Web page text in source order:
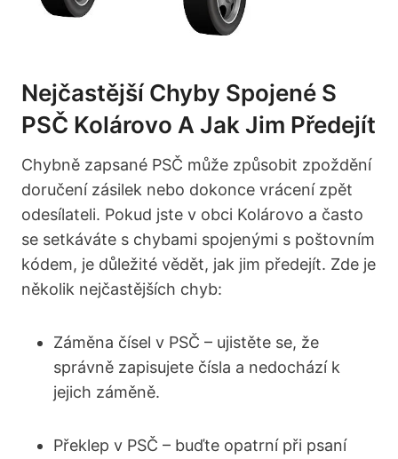
Nejčastější Chyby Spojené S
PSČ Kolárovo A Jak Jim Předejít
Chybně zapsané PSČ může způsobit zpoždění
doručení zásilek nebo dokonce vrácení zpět
odesílateli. Pokud jste v obci Kolárovo a často
se setkáváte s chybami spojenými s poštovním
kódem, je důležité vědět, jak jim předejít. Zde je
několik nejčastějších chyb:
Záměna čísel v PSČ – ujistěte se, že
správně zapisujete čísla a nedochází k
jejich záměně.
Překlep v PSČ – buďte opatrní při psaní